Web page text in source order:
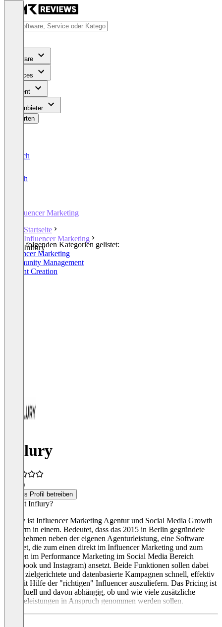
Software
Services
Content
Für Anbieter
Bewerten
Deutsch
English
Influencer Marketing
Startseite
Influencer Marketing
Influry
In den folgenden Kategorien gelistet:
Influencer Marketing
Community Management
Content Creation
Influry
(1)
Dieses Profil betreiben
Was ist Influry?
Influry ist Influencer Marketing Agentur und Social Media Growth
Platform in einem. Bedeutet, dass das 2015 in Berlin gegründete
Unternehmen neben der eigenen Agenturleistung, eine Software
anbietet, die zum einen direkt im Influencer Marketing und zum
anderen im Performance Marketing im Social Media Bereich
(Facebook und Instagram) ansetzt. Beide Funktionen sollen dabei
helfen zielgerichtete und datenbasierte Kampagnen schnell, effektiv
und mit Hilfe der "richtigen" Influencer auszuliefern. Das Pricing ist
individuell und davon abhängig, ob und wie viele zusätzliche
Serviceleistungen in Anspruch genommen werden sollen.